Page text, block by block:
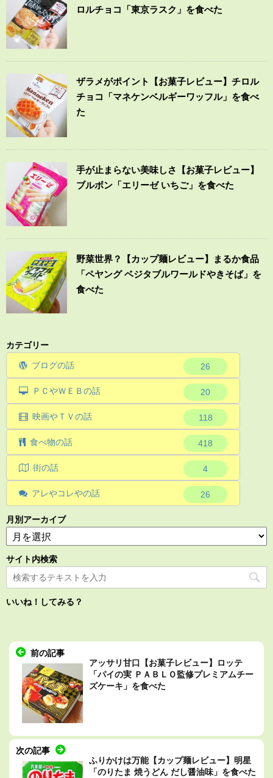
ロルチョコ「東京ラスク」を食べた
ザラメがポイント【お菓子レビュー】チロル
チョコ「マネケンベルギーワッフル」を食べ
た
手が止まらない美味しさ【お菓子レビュー】
ブルボン「エリーゼ いちご」を食べた
野菜世界？【カップ麺レビュー】まるか食品
「ペヤング ベジタブルワールドやきそば」を
食べた
カテゴリー
ブログの話 26
ＰＣやＷＥＢの話 20
映画やＴＶの話 118
食べ物の話 418
街の話 4
アレやコレやの話 26
月別アーカイブ
サイト内検索
いいね！してみる？
前の記事
アッサリ甘口【お菓子レビュー】ロッテ
「パイの実 ＰＡＢＬＯ監修プレミアムチー
ズケーキ」を食べた
次の記事
ふりかけは万能【カップ麺レビュー】明星
「のりたま 焼うどん だし醤油味」を食べた